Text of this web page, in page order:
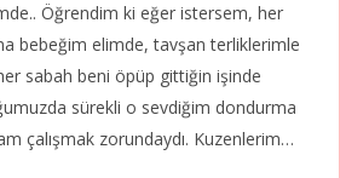
Öğrendim ki eğer istersem, her
bebeğim elimde, tavşan terliklerimle
sabah beni öpüp gittiğin işinde
sürekli o sevdiğim dondurma
çalışmak zorundaydı. Kuzenlerim…